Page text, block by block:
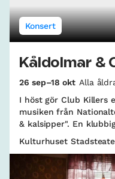
Konsert
Kåldolmar &
26 sep–18 okt Alla
I höst gör Club Killers
musiken från
& kalsipper". En
Kulturhuset